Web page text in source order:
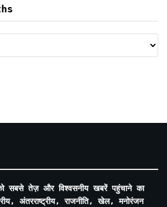
सबसे तेज़ और विश्वसनीय खबरें पहुंचाने का
अंतरराष्ट्रीय, राजनीति, खेल, मनोरंजन